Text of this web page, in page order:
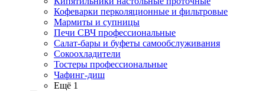
Кофеварки перколяционные и фильтровые
Мармиты и супницы
Печи СВЧ профессиональные
Салат-бары и буфеты самообслуживания
Сокоохладители
Тостеры профессиональные
Чафинг-диш
Ещё 1